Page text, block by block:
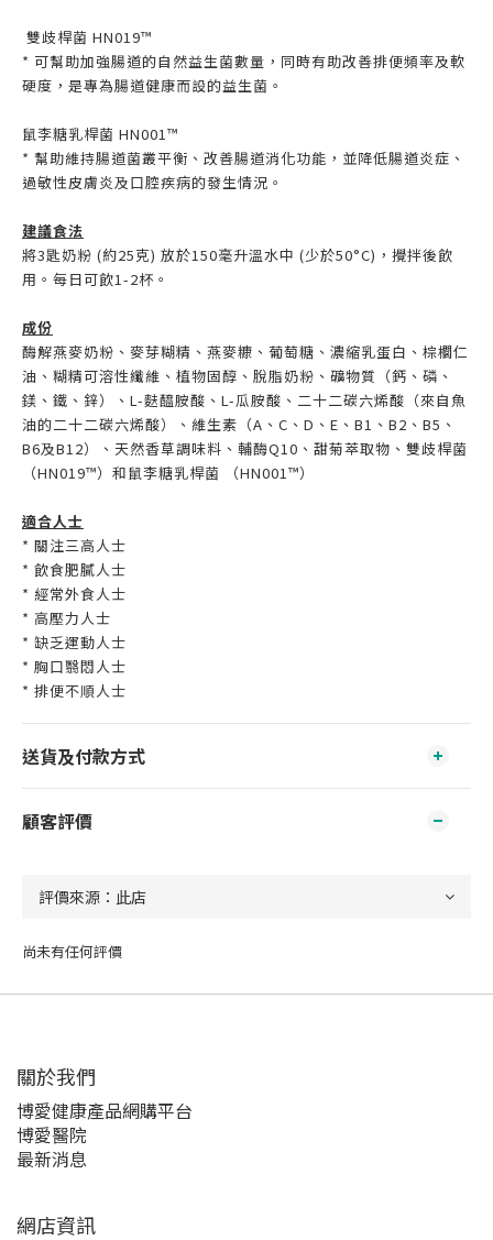
雙歧桿菌 HN019™
* 可幫助加強腸道的自然益生菌數量，同時有助改善排便頻率及軟
硬度，是專為腸道健康而設的益生菌。
鼠李糖乳桿菌 HN001™
* 幫助維持腸道菌叢平衡、改善腸道消化功能，並降低腸道炎症、
過敏性皮膚炎及口腔疾病的發生情況。
建議食法
將3匙奶粉 (約25克) 放於150毫升溫水中 (少於50°C)，攪拌後飲
用。每日可飲1-2杯。
成份
酶解燕麥奶粉、麥芽糊精、燕麥糠、葡萄糖、濃縮乳蛋白、棕櫚仁
油、糊精可溶性纖維、植物固醇、脫脂奶粉、礦物質（鈣、磷、
鎂、鐵、鋅）、L-麩醯胺酸、L-瓜胺酸、二十二碳六烯酸（來自魚
油的二十二碳六烯酸）、維生素（A、C、D、E、B1、B2、B5、
B6及B12）、天然香草調味料、輔酶Q10、甜菊萃取物、雙歧桿菌
（HN019™）和鼠李糖乳桿菌 （HN001™）
適合人士
* 關注三高人士
* 飲食肥膩人士
* 經常外食人士
* 高壓力人士
* 缺乏運動人士
* 胸口翳悶人士
* 排便不順人士
送貨及付款方式
顧客評價
尚未有任何評價
關於我們‎
博愛健康產品網購平台
博愛醫院
最新消息
網店資訊